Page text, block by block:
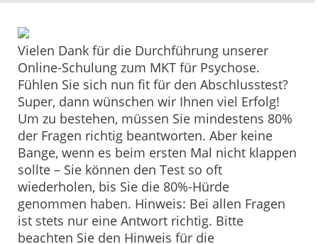
Vielen Dank für die Durchführung unserer
Online-Schulung zum MKT für Psychose.
Fühlen Sie sich nun fit für den Abschlusstest?
Super, dann wünschen wir Ihnen viel Erfolg!
Um zu bestehen, müssen Sie mindestens 80%
der Fragen richtig beantworten. Aber keine
Bange, wenn es beim ersten Mal nicht klappen
sollte – Sie können den Test so oft
wiederholen, bis Sie die 80%-Hürde
genommen haben. Hinweis: Bei allen Fragen
ist stets nur eine Antwort richtig. Bitte
beachten Sie den Hinweis für die